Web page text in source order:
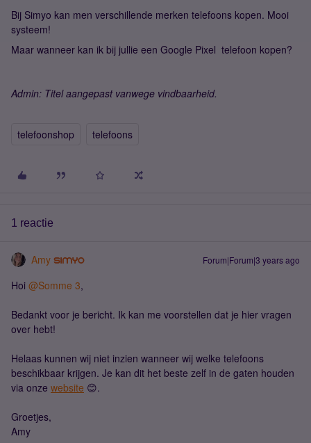
Bij Simyo kan men verschillende merken telefoons kopen. Mooi
systeem!
Maar wanneer kan ik bij jullie een Google Pixel telefoon kopen?
Admin: Titel aangepast vanwege vindbaarheid.
telefoonshop telefoons
1 reactie
Amy Forum|Forum|3 years ago
Hoi @Somme 3,
Bedankt voor je bericht. Ik kan me voorstellen dat je hier vragen
over hebt!
Helaas kunnen wij niet inzien wanneer wij welke telefoons
beschikbaar krijgen. Je kan dit het beste zelf in de gaten houden
via onze website 😊.
Groetjes,
Amy